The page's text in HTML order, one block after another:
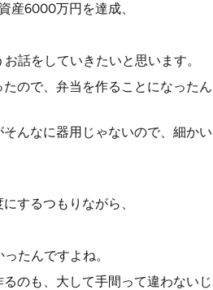
産6000万円を達成、
話をしていきたいと思います。
ので、弁当を作ることになったん
んなに器用じゃないので、細かい
するつもりながら、
たんですよね。
のも、大して手間って違わないじ